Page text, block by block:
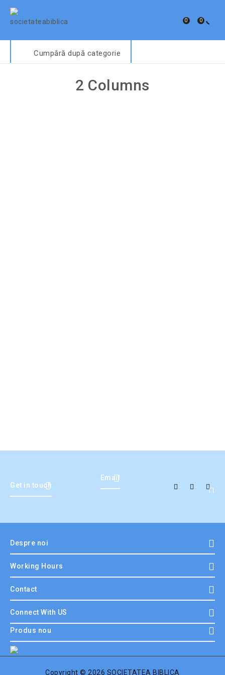
0 0
Cumpără după categorie
2 Columns
Get in touch
Email
Despre noi
Working Hours
Contact
Connect With US
Produs nou
Copyright © 2026 SOCIETATEA BIBLICA